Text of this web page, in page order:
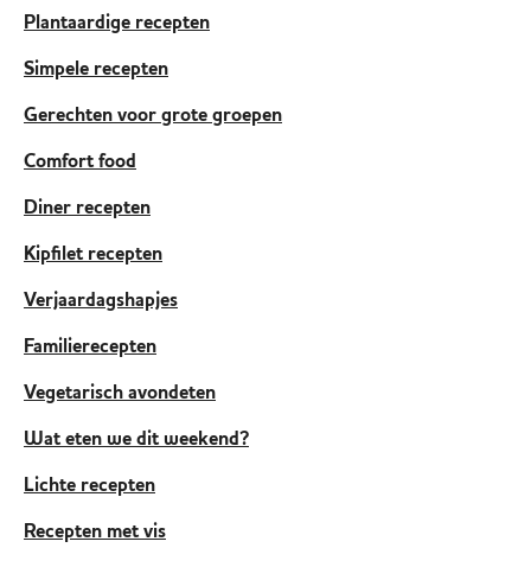
Plantaardige recepten
Simpele recepten
Gerechten voor grote groepen
Comfort food
Diner recepten
Kipfilet recepten
Verjaardagshapjes
Familierecepten
Vegetarisch avondeten
Wat eten we dit weekend?
Lichte recepten
Recepten met vis